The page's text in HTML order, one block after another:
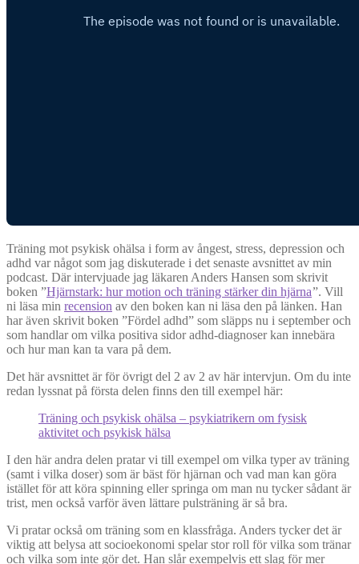
Träning mot psykisk ohälsa i form av ångest, stress, depression och
adhd var något som jag diskuterade i det senaste avsnittet av min
podcast. Där intervjuade jag läkaren Anders Hansen som skrivit
boken ”Hjärnstark: hur motion och träning stärker din hjärna”. Vill
ni läsa min recension av den boken kan ni läsa den på länken. Han
har även skrivit boken ”Fördel adhd” som släpps nu i september och
som handlar om vilka positiva sidor adhd-diagnoser kan innebära
och hur man kan ta vara på dem.
Det här avsnittet är för övrigt del 2 av 2 av här intervjun. Om du inte
redan lyssnat på första delen finns den till exempel här:
Träning och psykisk ohälsa – psykiatrikern om fysisk
aktivitet och psykisk hälsa
I den här andra delen pratar vi till exempel om vilka typer av träning
(samt i vilka doser) som är bäst för hjärnan och vad man kan göra
istället för att köra spinning eller springa om man nu tycker sådant är
trist, men också varför även lättare pulsträning är så bra.
Vi pratar också om träning som en klassfråga. Anders tycker det är
viktig att belysa att socioekonomi spelar stor roll för vilka som tränar
och vilka som inte gör det. Han slår exempelvis ett slag för mer